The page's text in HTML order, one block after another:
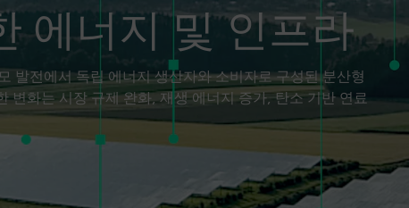
에너지 및 인프라
발전에서 독립 에너지 생산자와 소비자로 구성된 분산형
변화는 시장 규제 완화, 재생 에너지 증가, 탄소 기반 연료